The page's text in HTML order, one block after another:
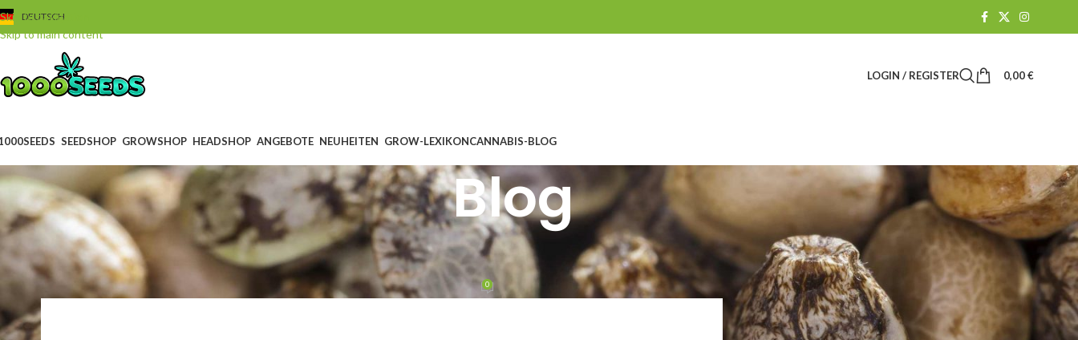
Skip to navigation
Skip to main content
DEUTSCH
LOGIN / REGISTER 0,00€
SEEDSHOP GROWSHOP HEADSHOP ANGEBOTE NEUHEITEN GROW-LEXIKONCANNABIS-BLOG
Blog
BLOG GROWING
Troubleshooting bei der Keimung
Posted byJuan CervantesOn 6. April 2015 0
Suchen
SUCHEN